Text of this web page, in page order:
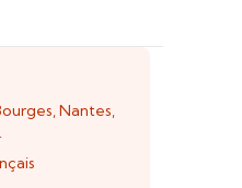
,Nantes,